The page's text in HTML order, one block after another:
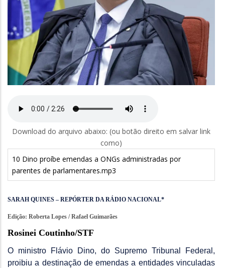
Download do arquivo abaixo: (ou botão direito em salvar link
como)
10 Dino proíbe emendas a ONGs administradas por
parentes de parlamentares.mp3
SARAH QUINES – REPÓRTER DA RÁDIO NACIONAL*
Edição: Roberta Lopes / Rafael Guimarães
Rosinei Coutinho/STF
O ministro Flávio Dino, do Supremo Tribunal Federal,
proibiu a destinação de emendas a entidades vinculadas